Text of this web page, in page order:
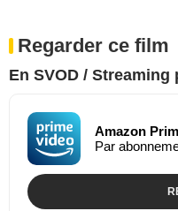
Regarder ce film
En SVOD / Streaming
Amazon
Par